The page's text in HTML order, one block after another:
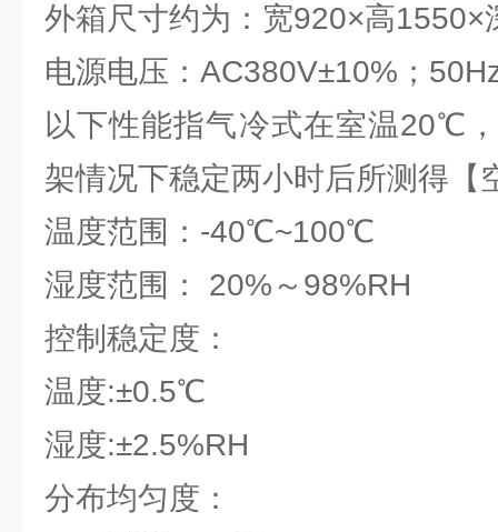
外箱尺寸约为：宽920×高1550×
电源电压：AC380V±10%；
以下性能指气冷式在室温20℃
架情况下稳定两小时后所测得【
温度范围：-40℃~100℃
湿度范围： 20%～98%RH
控制稳定度：
温度:±0.5℃
湿度:±2.5%RH
分布均匀度：